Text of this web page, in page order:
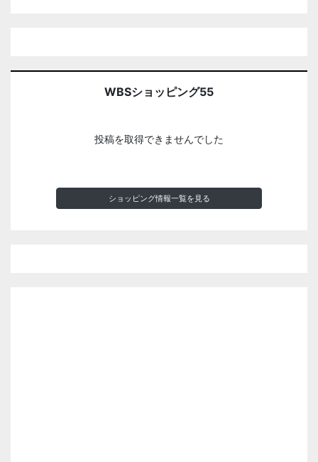
WBSショッピング55
投稿を取得できませんでした
ショッピング情報一覧を見る